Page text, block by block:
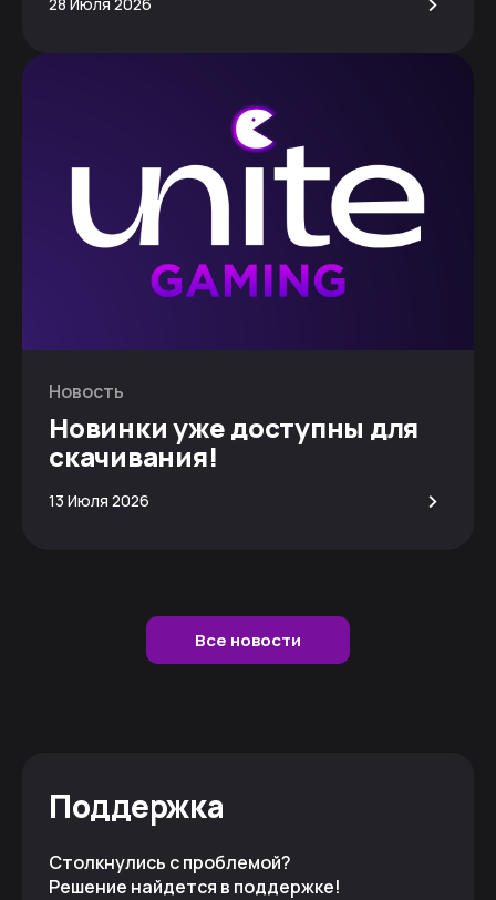
Новость
Новинки уже доступны для
скачивания!
13 Июля 2026 >
Все новости
Поддержка
Столкнулись с проблемой?
Решение найдется в поддержке!